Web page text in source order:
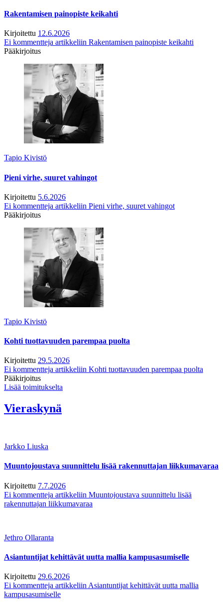
Rakentamisen painopiste keikahti
Kirjoitettu 12.6.2026
Ei kommentteja artikkeliin Rakentamisen painopiste keikahti
Pääkirjoitus
Tapio Kivistö
Pieni virhe, suuret vahingot
Kirjoitettu 5.6.2026
Ei kommentteja artikkeliin Pieni virhe, suuret vahingot
Pääkirjoitus
Tapio Kivistö
Kohti tuottavuuden parempaa puolta
Kirjoitettu 29.5.2026
Ei kommentteja artikkeliin Kohti tuottavuuden parempaa puolta
Pääkirjoitus
Lisää toimitukselta
Vieraskynä
Jarkko Liuska
Muuntojoustava suunnittelu lisää rakennuttajan liikkumavaraa
Kirjoitettu 7.7.2026
Ei kommentteja artikkeliin Muuntojoustava suunnittelu lisää
rakennuttajan liikkumavaraa
Jethro Ollaranta
Asiantuntijat kehittävät uutta mallia kampusasumiselle
Kirjoitettu 29.6.2026
Ei kommentteja artikkeliin Asiantuntijat kehittävät uutta mallia
kampusasumiselle